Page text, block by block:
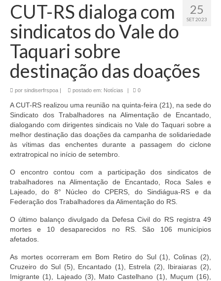
25
SET 2023
CUT-RS dialoga com
sindicatos do Vale do
Taquari sobre
destinação das doações
por sindiserfrspoa | postado em: Notícias | 0
A CUT-RS realizou uma reunião na quinta-feira (21), na sede do
Sindicato dos Trabalhadores na Alimentação de Encantado,
dialogando com dirigentes sindicais no Vale do Taquari sobre a
melhor destinação das doações da campanha de solidariedade
às vítimas das enchentes durante a passagem do ciclone
extratropical no início de setembro.
O encontro contou com a participação dos sindicatos de
trabalhadores na Alimentação de Encantado, Roca Sales e
Lajeado, do 8° Núcleo do CPERS, do Sindiágua-RS e da
Federação dos Trabalhadores da Alimentação do RS.
O último balanço divulgado da Defesa Civil do RS registra 49
mortes e 10 desaparecidos no RS. São 106 municípios
afetados.
As mortes ocorreram em Bom Retiro do Sul (1), Colinas (2),
Cruzeiro do Sul (5), Encantado (1), Estrela (2), Ibiraiaras (2),
Imigrante (1), Lajeado (3), Mato Castelhano (1), Muçum (16),